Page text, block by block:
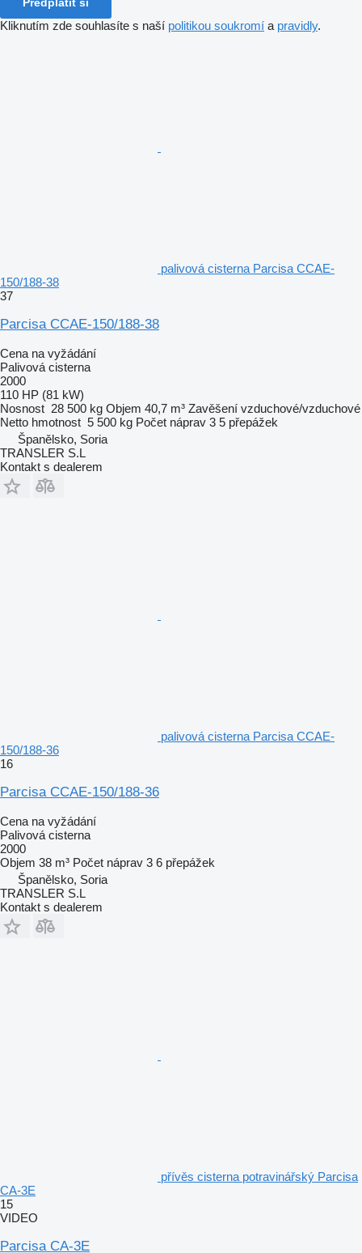
Kliknutím zde souhlasíte s naší politikou soukromí a pravidly.
palivová cisterna Parcisa CCAE-
150/188-38
37
Parcisa CCAE-150/188-38
Cena na vyžádání
Palivová cisterna
2000
110 HP (81 kW)
Nosnost 28 500 kg Objem 40,7 m³ Zavěšení vzduchové/vzduchové
Netto hmotnost 5 500 kg Počet náprav 3 5 přepážek
Španělsko, Soria
TRANSLER S.L
Kontakt s dealerem
palivová cisterna Parcisa CCAE-
150/188-36
16
Parcisa CCAE-150/188-36
Cena na vyžádání
Palivová cisterna
2000
Objem 38 m³ Počet náprav 3 6 přepážek
Španělsko, Soria
TRANSLER S.L
Kontakt s dealerem
přívěs cisterna potravinářský Parcisa
CA-3E
15
VIDEO
Parcisa CA-3E